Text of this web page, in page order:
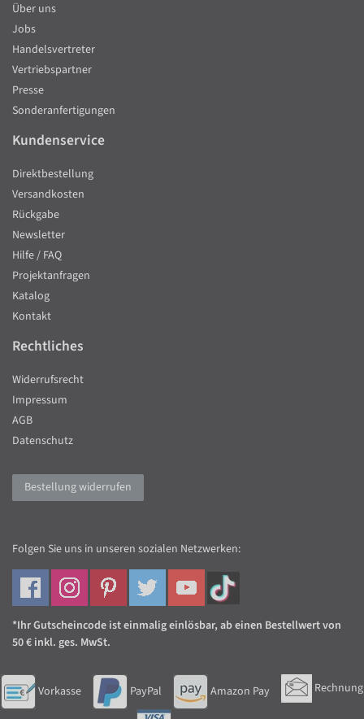
Über uns
Jobs
Handelsvertreter
Vertriebspartner
Presse
Sonderanfertigungen
Kundenservice
Direktbestellung
Versandkosten
Rückgabe
Newsletter
Hilfe / FAQ
Projektanfragen
Katalog
Kontakt
Rechtliches
Widerrufsrecht
Impressum
AGB
Datenschutz
Bestellung widerrufen
Folgen Sie uns in unseren sozialen Netzwerken:
*Ihr Gutscheincode ist einmalig einlösbar, ab einen Bestellwert von
50 € inkl. ges. MwSt.
Vorkasse PayPal Amazon Pay Rechnung